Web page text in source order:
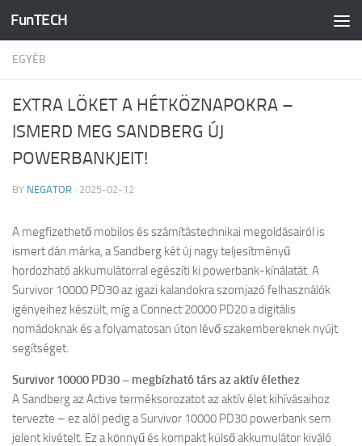
Skip to content
FunTECH
EGYÉB
EXTRA LÖKET A HÉTKÖZNAPOKRA –
ISMERD MEG SANDBERG ÚJ
POWERBANKJEIT!
BY NEGATOR · 2025-02-12
A megfizethető mobilos és számítástechnikai megoldásairól is
ismert dán márka, a Sandberg két új nagy teljesítményű
hordozható akkumulátorral egészíti ki powerbank-kínálatát. A
Survivor 10000 PD30 az igazi kalandokra szomjazó felhasználók
igényeihez készült, míg a Connect 20000 PD20 a digitális
nomádoknak és a folyamatosan úton lévő szakembereknek nyújt
segítséget.
Survivor 10000 PD30 – megbízható társ az aktív élethez
A Sandberg az Active terméksorozatot az aktív élet kihívásaihoz
tervezte – ez alól pedig a Survivor 10000 PD30 powerbank sem
jelent kivételt. Ez a könnyű és kompakt külső akkumulátor kiváló